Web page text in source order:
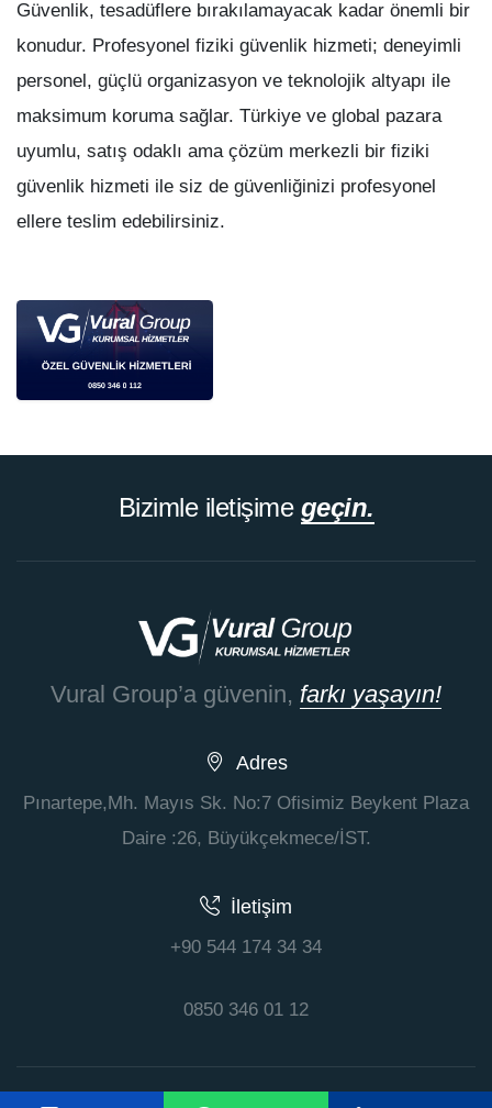
Güvenlik, tesadüflere bırakılamayacak kadar önemli bir
konudur. Profesyonel fiziki güvenlik hizmeti; deneyimli
personel, güçlü organizasyon ve teknolojik altyapı ile
maksimum koruma sağlar. Türkiye ve global pazara
uyumlu, satış odaklı ama çözüm merkezli bir fiziki
güvenlik hizmeti ile siz de güvenliğinizi profesyonel
ellere teslim edebilirsiniz.
Bizimle iletişime geçin.
Vural Group’a güvenin, farkı yaşayın!
Adres
Pınartepe,Mh. Mayıs Sk. No:7 Ofisimiz Beykent Plaza
Daire :26, Büyükçekmece/İST.
İletişim
+90 544 174 34 34
0850 346 01 12